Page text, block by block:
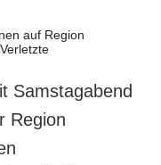
Samstagabend
Region